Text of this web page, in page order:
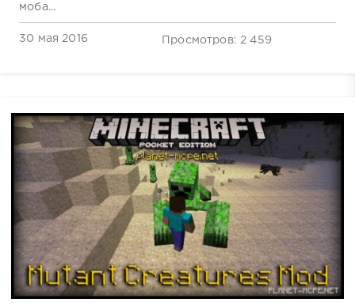
моба...
30 мая 2016 Просмотров: 2 459